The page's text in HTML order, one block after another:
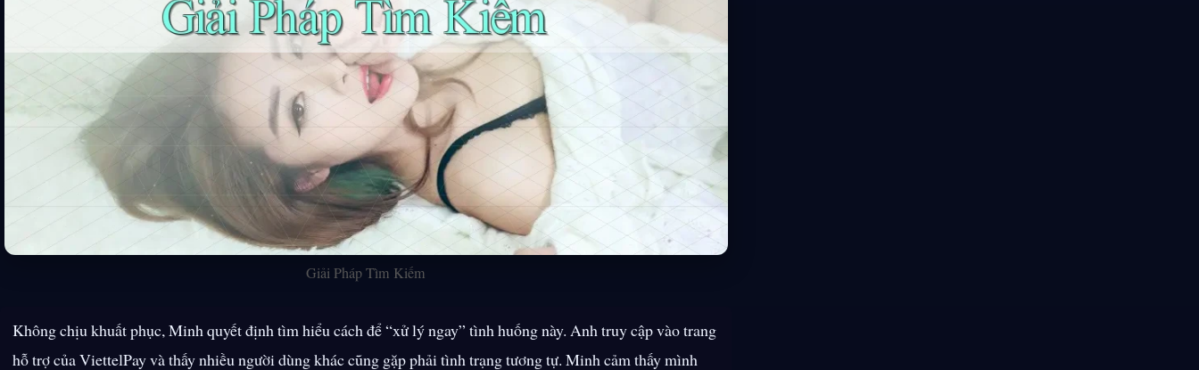
Giải Pháp Tìm Kiếm
Không chịu khuất phục, Minh quyết định tìm hiểu cách để “xử lý ngay” tình huống này. Anh truy cập vào trang
hỗ trợ của ViettelPay và thấy nhiều người dùng khác cũng gặp phải tình trạng tương tự. Minh cảm thấy mình